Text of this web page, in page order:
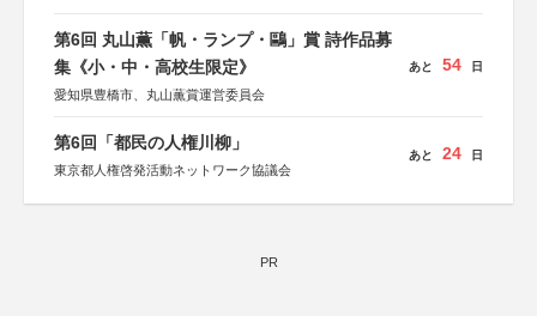
第6回 丸山薫「帆・ランプ・鷗」賞 詩作品募
集《小・中・高校生限定》
愛知県豊橋市、丸山薫賞運営委員会
あと 54 日
第6回「都民の人権川柳」
東京都人権啓発活動ネットワーク協議会
あと 24 日
PR